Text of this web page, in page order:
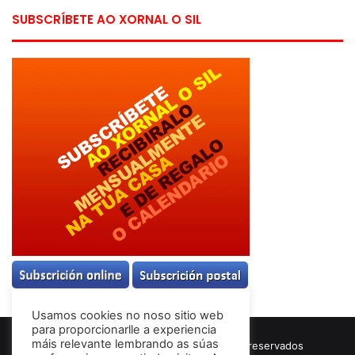
SUBSCRÍBETE AO XORNAL O SIL
© Copyright 2026, Todos los derechos reservados
Usamos cookies no noso sitio web
para proporcionarlle a experiencia
máis relevante lembrando as súas